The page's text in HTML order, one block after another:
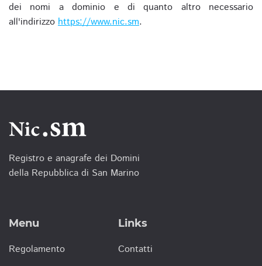
dei nomi a dominio e di quanto altro necessario
all'indirizzo https://www.nic.sm.
Registro e anagrafe dei Domini
della Repubblica di San Marino
Menu
Regolamento
Links
Contatti